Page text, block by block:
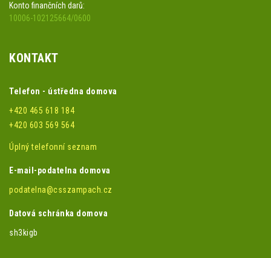
Konto finančních darů:
10006-102125664/0600
KONTAKT
Telefon - ústředna domova
+420 465 618 184
+420 603 569 564
Úplný telefonní seznam
E-mail-podatelna domova
podatelna@csszampach.cz
Datová schránka domova
sh3kigb